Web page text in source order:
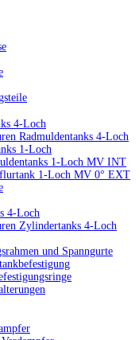
4-Loch
Radmuldentanks 4-Loch
1-Loch
1-Loch MV INT
1-Loch MV 0° EXT
4-Loch
Zylindertanks 4-Loch
und Spanngurte